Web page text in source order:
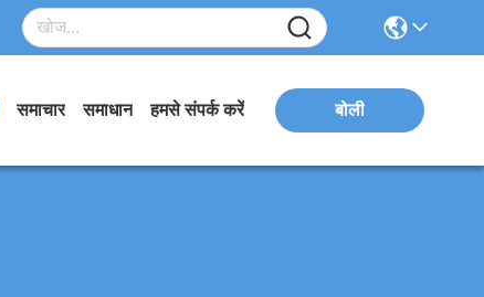
समाचार समाधान हमसे संपर्क करें बोली